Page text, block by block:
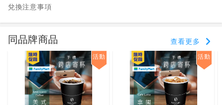
兌換注意事項
同品牌商品 查看更多
活動 活動